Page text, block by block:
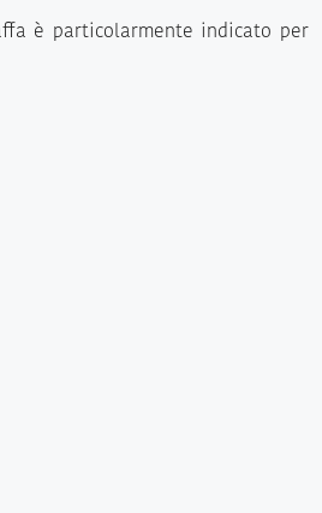
è particolarmente indicato per